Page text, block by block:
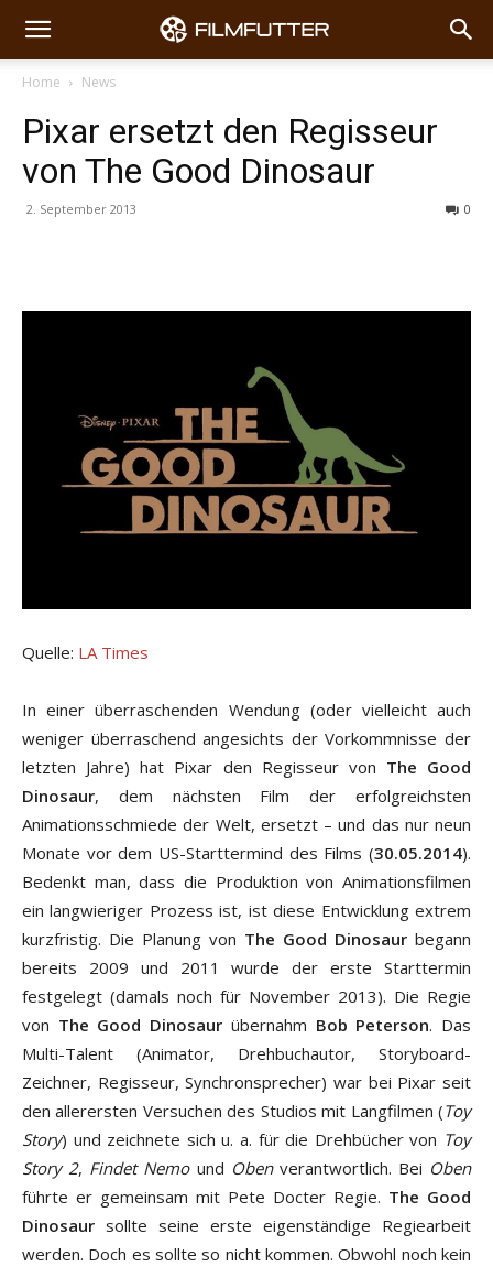
Home News
Pixar ersetzt den Regisseur
von The Good Dinosaur
2. September 2013 0
Quelle: LA Times
In einer überraschenden Wendung (oder vielleicht auch
weniger überraschend angesichts der Vorkommnisse der
letzten Jahre) hat Pixar den Regisseur von The Good
Dinosaur, dem nächsten Film der erfolgreichsten
Animationsschmiede der Welt, ersetzt – und das nur neun
Monate vor dem US-Starttermind des Films (30.05.2014).
Bedenkt man, dass die Produktion von Animationsfilmen
ein langwieriger Prozess ist, ist diese Entwicklung extrem
kurzfristig. Die Planung von The Good Dinosaur begann
bereits 2009 und 2011 wurde der erste Starttermin
festgelegt (damals noch für November 2013). Die Regie
von The Good Dinosaur übernahm Bob Peterson. Das
Multi-Talent (Animator, Drehbuchautor, Storyboard-
Zeichner, Regisseur, Synchronsprecher) war bei Pixar seit
den allerersten Versuchen des Studios mit Langfilmen (Toy
Story) und zeichnete sich u. a. für die Drehbücher von Toy
Story 2, Findet Nemound Obenverantwortlich. Bei Oben
führte er gemeinsam mit Pete Docter Regie. The Good
Dinosaur sollte seine erste eigenständige Regiearbeit
werden. Doch es sollte so nicht kommen. Obwohl noch kein